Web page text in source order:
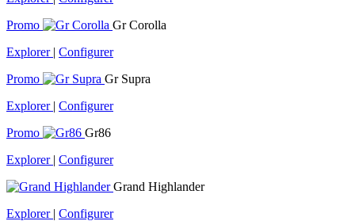
Promo
Gr Corolla
Explorer | Configurer
Promo
Gr Supra
Explorer | Configurer
Promo
Gr86
Explorer | Configurer
Grand Highlander
Explorer | Configurer